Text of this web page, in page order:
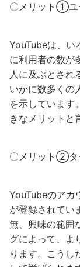
〇メリット①ユ
YouTubeは、い
に利用者の数が
人に及ぶとされ
いかに数多くの
を示しています
きなメリットと
〇メリット②タ
YouTubeのアカ
が登録されてい
無、興味の範囲
グによって、よ
ります。こうし